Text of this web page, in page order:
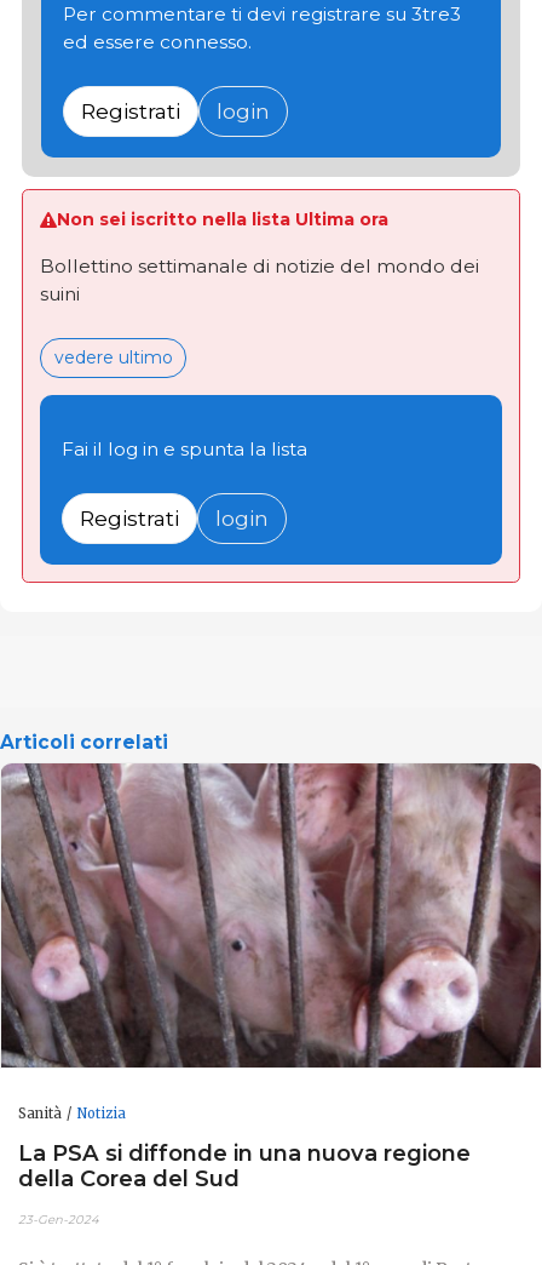
Per commentare ti devi registrare su 3tre3
ed essere connesso.
Registrati login
Non sei iscritto nella lista Ultima ora
Bollettino settimanale di notizie del mondo dei
suini
vedere ultimo
Fai il log in e spunta la lista
Registrati login
Articoli correlati
Sanità Notizia
La PSA si diffonde in una nuova regione
della Corea del Sud
23-Gen-2024